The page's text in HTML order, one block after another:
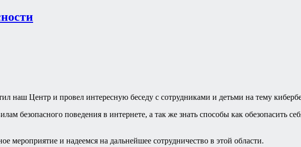
наш Центр и провел интересную беседу с сотрудниками и детьми на тему
безопасного поведения в интернете, а так же знать способы как обезопасить
мероприятие и надеемся на дальнейшее сотрудничество в этой области.